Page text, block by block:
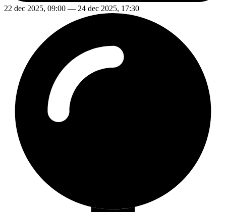
22 dec 2025, 09:00 — 24 dec 2025, 17:30